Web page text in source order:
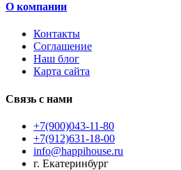
О компании
Контакты
Соглашение
Наш блог
Карта сайта
Связь с нами
+7(900)043-11-80
+7(912)631-18-00
info@happihouse.ru
г. Екатеринбург